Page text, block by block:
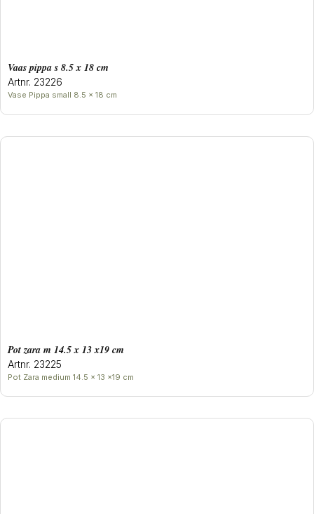
Vaas pippa s 8.5 x 18 cm
Artnr. 23226
Vase Pippa small 8.5 x 18 cm
Pot zara m 14.5 x 13 x19 cm
Artnr. 23225
Pot Zara medium 14.5 x 13 x19 cm